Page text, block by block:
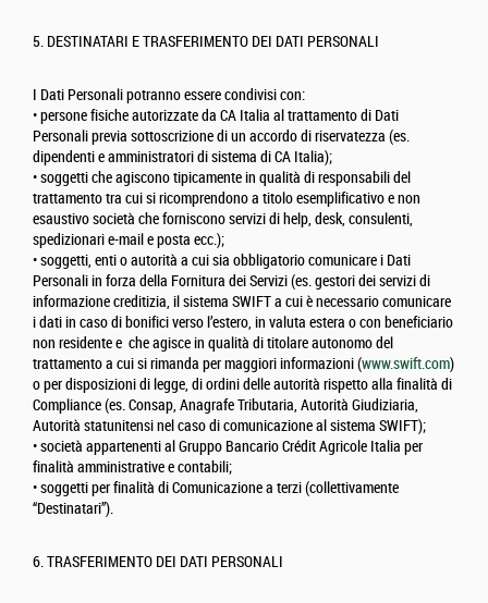
5. DESTINATARI E TRASFERIMENTO DEI DATI PERSONALI
I Dati Personali potranno essere condivisi con:
• persone fisiche autorizzate da CA Italia al trattamento di Dati
Personali previa sottoscrizione di un accordo di riservatezza (es.
dipendenti e amministratori di sistema di CA Italia);
• soggetti che agiscono tipicamente in qualità di responsabili del
trattamento tra cui si ricomprendono a titolo esemplificativo e non
esaustivo società che forniscono servizi di help, desk, consulenti,
spedizionari e-mail e posta ecc.);
• soggetti, enti o autorità a cui sia obbligatorio comunicare i Dati
Personali in forza della Fornitura dei Servizi (es. gestori dei servizi di
informazione creditizia, il sistema SWIFT a cui è necessario comunicare
i dati in caso di bonifici verso l’estero, in valuta estera o con beneficiario
non residente e che agisce in qualità di titolare autonomo del
trattamento a cui si rimanda per maggiori informazioni (www.swift.com)
o per disposizioni di legge, di ordini delle autorità rispetto alla finalità di
Compliance (es. Consap, Anagrafe Tributaria, Autorità Giudiziaria,
Autorità statunitensi nel caso di comunicazione al sistema SWIFT);
• società appartenenti al Gruppo Bancario Crédit Agricole Italia per
finalità amministrative e contabili;
• soggetti per finalità di Comunicazione a terzi (collettivamente
“Destinatari”).
6. TRASFERIMENTO DEI DATI PERSONALI